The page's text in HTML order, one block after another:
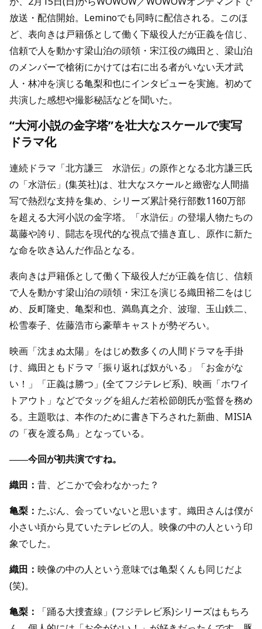
放送・配信開始。Leminoでも同時に配信される。このほ
ど、表向きは戸籍係として働く下級役人だが正義を信じ、
信頼で人を動かす梁山泊の頭領・宋江役の織田と、梁山泊
のメンバーで槍術にかけては右に出る者がいない天才武
人・林冲を演じる亀梨和也にインタビューを実施。初めて
共演した感想や撮影秘話などを聞いた。
“大河小説の金字塔”を壮大なスケールで実写
ドラマ化
連続ドラマ「北方謙三 水滸伝」の原作となる北方謙三氏
の「水滸伝」(集英社)は、壮大なスケールと緻密な人間描
写で熱烈な支持を集め、シリーズ累計発行部数1160万部
を超える大河小説の金字塔。「水滸伝」の登場人物たちの
葛藤や誇り、闘志を現代的な視点で描き直し、原作に新た
な命を吹き込んだ作品となる。
表向きは戸籍係として働く下級役人だが正義を信じ、信頼
で人を動かす梁山泊の頭領・宋江を演じる織田裕二をはじ
め、反町隆史、亀梨和也、満島真之介、波瑠、玉山鉄二、
松雪泰子、佐藤浩市ら豪華キャストが勢ぞろい。
映画「沈まぬ太陽」をはじめ数多くの人間ドラマを手掛
け、織田ともドラマ「振り返れば奴がいる」「お金がな
い！」「正義は勝つ」(全てフジテレビ系)、映画「ホワイ
トアウト」などでタッグを組んだ若松節朗氏が監督を務め
る。主題歌は、本作のために書き下ろされた新曲、MISIA
の「夜を渡る鳥」となっている。
――今回が初共演ですね。
織田： 昔、どこかで会わなかった？
亀梨： たぶん、会っていないと思います。織田さんは僕が
小さい頃から見ていたテレビの人。映像の中の人という印
象でした。
織田： 映像の中の人という意味では亀梨くんも同じだよ
(笑)。
亀梨：
「踊る大捜査線」(フジテレビ系)シリーズはもちろ